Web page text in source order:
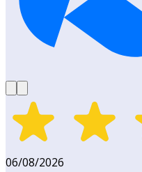
06/08/2026